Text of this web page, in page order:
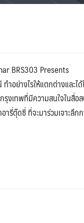
BRS303 Presents
ำอย่างไรให้แตกต่างและ
งเทพที่มีความสนใจในสื่
รี่ตุ๊ดซี่ ที่จะมาร่วมเจาะลึ